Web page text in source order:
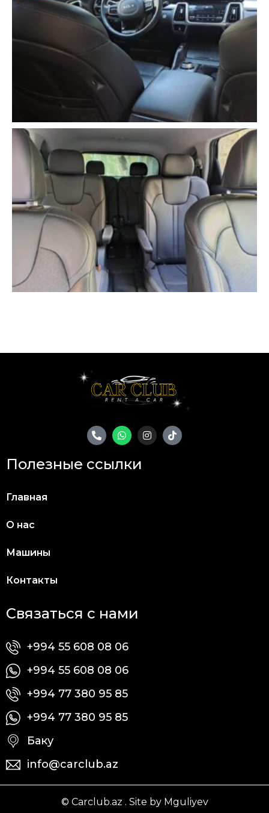
Полезные ссылки
Главная
О нас
Машины
Контакты
Связаться с нами
+994 55 608 08 06
+994 55 608 08 06
+994 77 380 95 85
+994 77 380 95 85
Баку
info@carclub.az
© Carclub.az . Site by Mguliyev